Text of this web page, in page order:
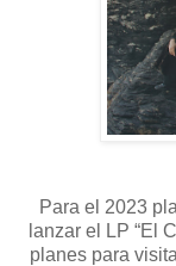
Para el 2023
lanzar el LP “El
planes para